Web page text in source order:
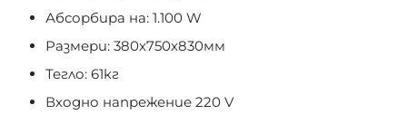
Абсорбира на: 1.100 W
Размери: 380х750х830мм
Тегло: 61кг
Входно напрежение 220 V